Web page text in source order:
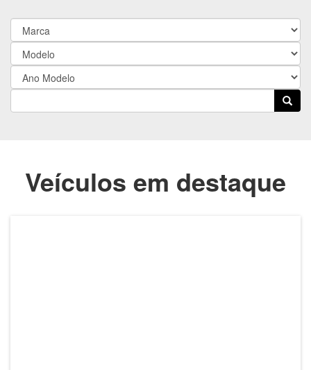
Veículos em destaque